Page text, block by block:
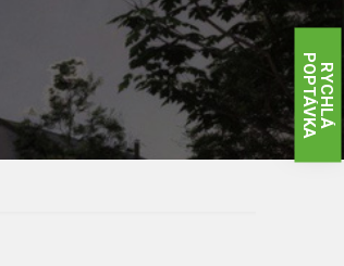
R
Y
C
H
L
Á
PO
P
T
Á
V
K
A